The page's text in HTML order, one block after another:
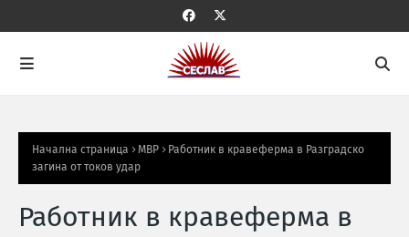
Начална страница МВР
Работник в кравеферма в Разградско
загина от токов удар
Работник в кравеферма в